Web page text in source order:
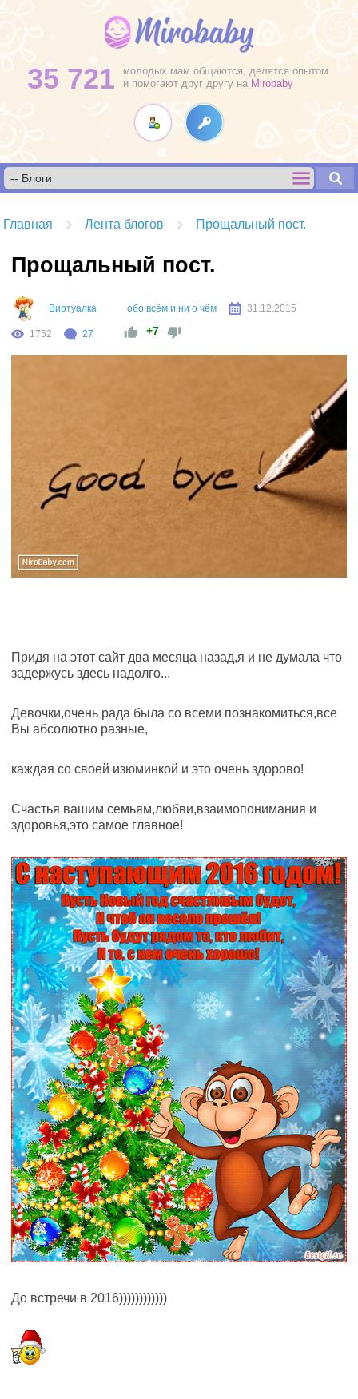
35 721
молодых мам общаются, делятся опытом
и помогают друг другу на Mirobaby
Главная Лента блогов Прощальный пост.
Прощальный пост.
Виртуалка обо всём и ни о чём 31.12.2015
1752 27 +7
Придя на этот сайт два месяца назад,я и не думала что
задержусь здесь надолго...
Девочки,очень рада была со всеми познакомиться,все
Вы абсолютно разные,
каждая со своей изюминкой и это очень здорово!
Счастья вашим семьям,любви,взаимопонимания и
здоровья,это самое главное!
До встречи в 2016))))))))))))